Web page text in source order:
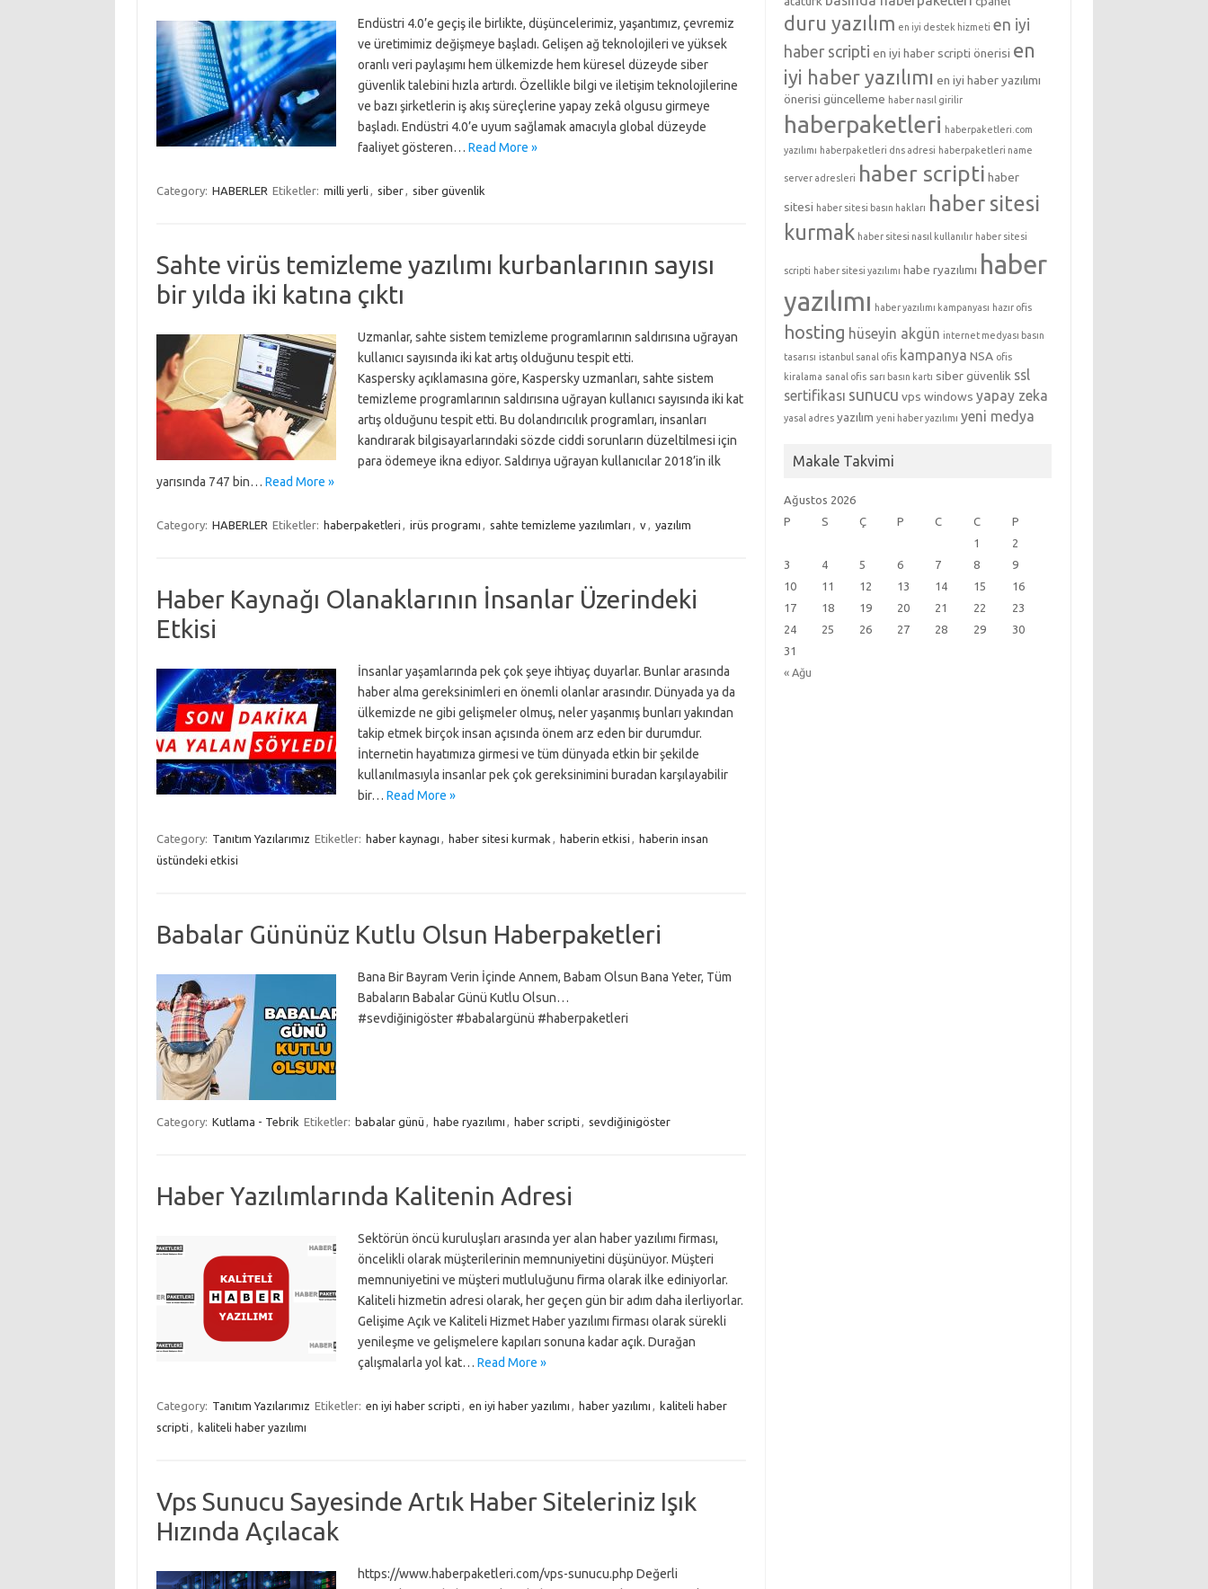
Endüstri 4.0’e geçiş ile birlikte, düşüncelerimiz, yaşantımız, çevremiz
ve üretimimiz değişmeye başladı. Gelişen ağ teknolojileri ve yüksek
oranlı veri paylaşımı hem ülkemizde hem küresel düzeyde siber
güvenlik talebini hızla artırdı. Özellikle bilgi ve iletişim teknolojilerine
ve bazı şirketlerin iş akış süreçlerine yapay zekâ olgusu girmeye
başladı. Endüstri 4.0’e uyum sağlamak amacıyla global düzeyde
faaliyet gösteren… Read More »
Category: HABERLER Etiketler: milli yerli , siber, siber güvenlik
Sahte virüs temizleme yazılımı kurbanlarının sayısı
bir yılda iki katına çıktı
Uzmanlar, sahte sistem temizleme programlarının saldırısına uğrayan
kullanıcı sayısında iki kat artış olduğunu tespit etti.
Kaspersky açıklamasına göre, Kaspersky uzmanları, sahte sistem
temizleme programlarının saldırısına uğrayan kullanıcı sayısında iki kat
artış olduğunu tespit etti. Bu dolandırıcılık programları, insanları
kandırarak bilgisayarlarındaki sözde ciddi sorunların düzeltilmesi için
para ödemeye ikna ediyor. Saldırıya uğrayan kullanıcılar 2018’in ilk
yarısında 747 bin… Read More »
Category: HABERLER Etiketler: haberpaketleri , irüs programı , sahte temizleme yazılımları , v, yazılım
Haber Kaynağı Olanaklarının İnsanlar Üzerindeki
Etkisi
İnsanlar yaşamlarında pek çok şeye ihtiyaç duyarlar. Bunlar arasında
haber alma gereksinimleri en önemli olanlar arasındır. Dünyada ya da
ülkemizde ne gibi gelişmeler olmuş, neler yaşanmış bunları yakından
takip etmek birçok insan açısında önem arz eden bir durumdur.
İnternetin hayatımıza girmesi ve tüm dünyada etkin bir şekilde
kullanılmasıyla insanlar pek çok gereksinimini buradan karşılayabilir
bir… Read More »
Category: Tanıtım Yazılarımız Etiketler: haber kaynagı , haber sitesi kurmak , haberin etkisi , haberin insan
üstündeki etkisi
Babalar Gününüz Kutlu Olsun Haberpaketleri
Bana Bir Bayram Verin İçinde Annem, Babam Olsun Bana Yeter, Tüm
Babaların Babalar Günü Kutlu Olsun…
#sevdiğinigöster #babalargünü #haberpaketleri
Category: Kutlama - Tebrik Etiketler: babalar günü , habe ryazılımı , haber scripti , sevdiğinigöster
Haber Yazılımlarında Kalitenin Adresi
Sektörün öncü kuruluşları arasında yer alan haber yazılımı firması,
öncelikli olarak müşterilerinin memnuniyetini düşünüyor. Müşteri
memnuniyetini ve müşteri mutluluğunu firma olarak ilke ediniyorlar.
Kaliteli hizmetin adresi olarak, her geçen gün bir adım daha ilerliyorlar.
Gelişime Açık ve Kaliteli Hizmet Haber yazılımı firması olarak sürekli
yenileşme ve gelişmelere kapıları sonuna kadar açık. Durağan
çalışmalarla yol kat… Read More »
Category: Tanıtım Yazılarımız Etiketler: en iyi haber scripti , en iyi haber yazılımı , haber yazılımı , kaliteli haber
scripti , kaliteli haber yazılımı
Vps Sunucu Sayesinde Artık Haber Siteleriniz Işık
Hızında Açılacak
https://www.haberpaketleri.com/vps-sunucu.php Değerli
duru yazılım en iyi destek hizmeti en iyi
haber scripti en iyi haber scripti önerisi en
iyi haber yazılımı en iyi haber yazılımı
önerisi güncelleme haber nasıl girilir
haberpaketleri haberpaketleri.com
yazılımı haberpaketleri dns adresi haberpaketleri name
server adresleri haber scripti haber
sitesi haber sitesi basın hakları haber sitesi
kurmak haber sitesi nasıl kullanılır haber sitesi
scripti haber sitesi yazılımı habe ryazılımı haber
yazılımı haber yazılımı kampanyası hazır ofis
hosting hüseyin akgün internet medyası basın
tasarısı istanbul sanal ofis kampanya NSA ofis
kiralama sanal ofis sarı basın kartı siber güvenlik ssl
sertifikası sunucu vps windows yapay zeka
yasal adres yazılım yeni haber yazılımı yeni medya
Makale Takvimi
Ağustos 2026
P
S Ç P C C P
« Ağu
1
2
3
4 5 6 7 8
9
10
11 12 13 14 15
16
17
18 19 20 21 22
23
24
25 26 27 28 29
30
31